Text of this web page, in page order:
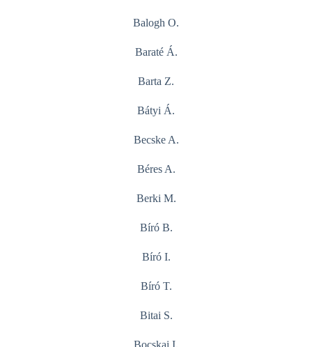
Balogh O.
Baraté Á.
Barta Z.
Bátyi Á.
Becske A.
Béres A.
Berki M.
Bíró B.
Bíró I.
Bíró T.
Bitai S.
Bocskai I.